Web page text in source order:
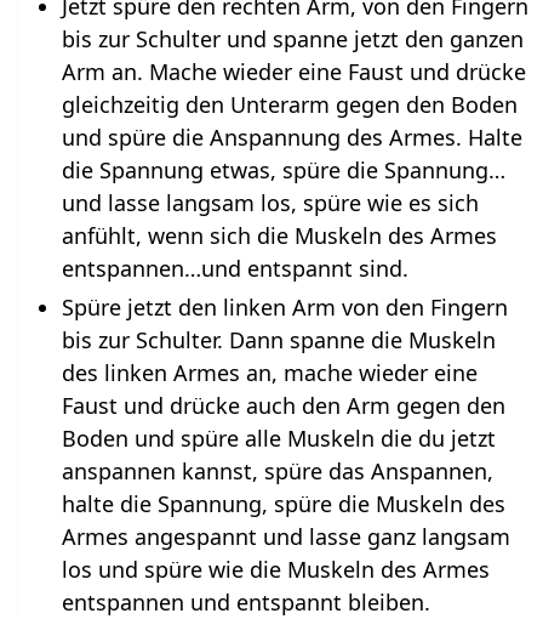
Jetzt spüre den rechten Arm, von den Fingern
bis zur Schulter und spanne jetzt den ganzen
Arm an. Mache wieder eine Faust und drücke
gleichzeitig den Unterarm gegen den Boden
und spüre die Anspannung des Armes. Halte
die Spannung etwas, spüre die Spannung…
und lasse langsam los, spüre wie es sich
anfühlt, wenn sich die Muskeln des Armes
entspannen…und entspannt sind.
Spüre jetzt den linken Arm von den Fingern
bis zur Schulter. Dann spanne die Muskeln
des linken Armes an, mache wieder eine
Faust und drücke auch den Arm gegen den
Boden und spüre alle Muskeln die du jetzt
anspannen kannst, spüre das Anspannen,
halte die Spannung, spüre die Muskeln des
Armes angespannt und lasse ganz langsam
los und spüre wie die Muskeln des Armes
entspannen und entspannt bleiben.